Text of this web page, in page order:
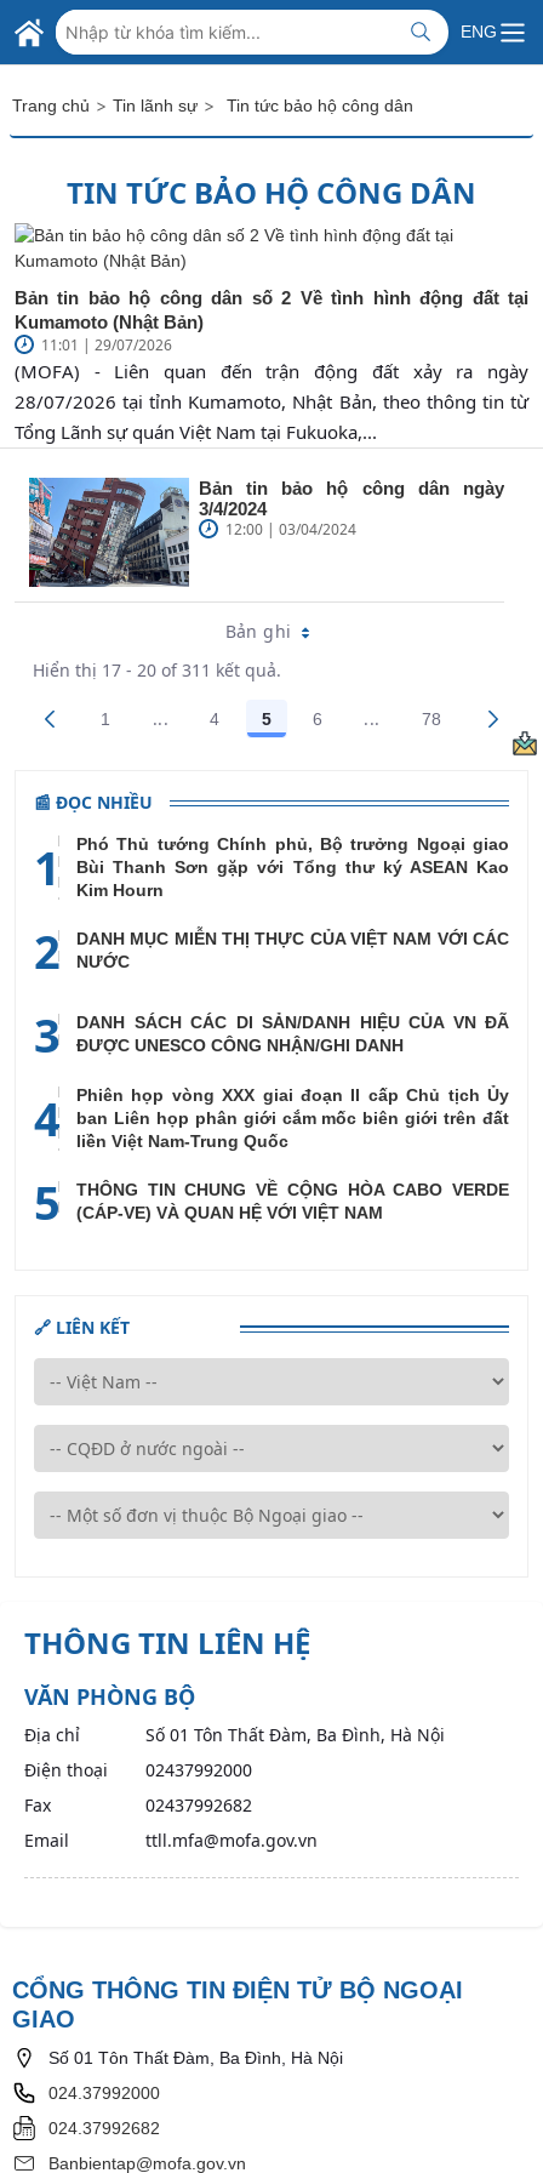
Skip to Main Content
BỘ NGOẠI GIAO VIỆT NAM
MINISTRY OF FOREIGN AFFAIRS
ENG
Trang chủ > Tin lãnh sự > Tin tức bảo hộ công dân
TIN TỨC BẢO HỘ CÔNG DÂN
Bản tin bảo hộ công dân số 2 Về tình hình động đất tại
Kumamoto (Nhật Bản)
11:01 | 29/07/2026
(MOFA) - Liên quan đến trận động đất xảy ra ngày
28/07/2026 tại tỉnh Kumamoto, Nhật Bản, theo thông tin từ
Tổng Lãnh sự quán Việt Nam tại Fukuoka,...
Bản tin bảo hộ công dân ngày
3/4/2024
12:00 | 03/04/2024
Bản ghi
Hiển thị 17 - 20 of 311 kết quả.
Các trang trên cổng
1 ...Trang trung gian Use TAB to navigate.
Các trang trên cổng
4 Các trang trên cổng
5 Các trang trên cổng
6 ...Trang trung gian
Các trang
78
📰 ĐỌC NHIỀU
1
Phó Thủ tướng Chính phủ, Bộ trưởng Ngoại giao
Bùi Thanh Sơn gặp với Tổng thư ký ASEAN Kao
Kim Hourn
2
DANH MỤC MIỄN THỊ THỰC CỦA VIỆT NAM VỚI CÁC
NƯỚC
3
DANH SÁCH CÁC DI SẢN/DANH HIỆU CỦA VN ĐÃ
ĐƯỢC UNESCO CÔNG NHẬN/GHI DANH
4
Phiên họp vòng XXX giai đoạn II cấp Chủ tịch Ủy
ban Liên họp phân giới cắm mốc biên giới trên đất
liền Việt Nam-Trung Quốc
5
THÔNG TIN CHUNG VỀ CỘNG HÒA CABO VERDE
(CÁP-VE) VÀ QUAN HỆ VỚI VIỆT NAM
🔗 LIÊN KẾT
THÔNG TIN LIÊN HỆ
VĂN PHÒNG BỘ
Địa chỉ
Số 01 Tôn Thất Đàm, Ba Đình, Hà Nội
Điện thoại
02437992000
Fax
02437992682
Email
ttll.mfa@mofa.gov.vn
CỔNG THÔNG TIN ĐIỆN TỬ BỘ NGOẠI
GIAO
Số 01 Tôn Thất Đàm, Ba Đình, Hà Nội
024.37992000
024.37992682
Banbientap@mofa.gov.vn